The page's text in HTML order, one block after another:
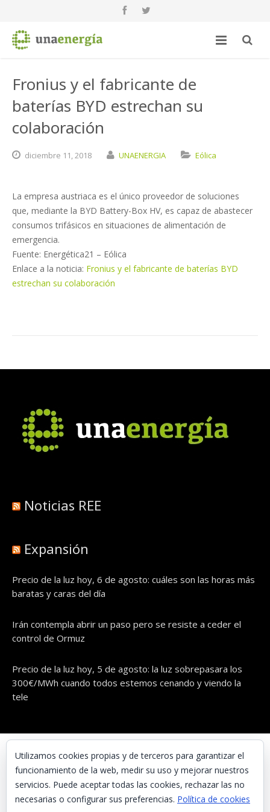
Fronius y el fabricante de
baterías BYD estrechan su
colaboración
diciembre 11,2018 UNAENERGIA Eólica
La empresa austriaca es el único proveedor de soluciones
que, mediante la BYD Battery-Box HV, es capaz de abastecer
consumos trifásicos en situaciones de alimentación de
emergencia.
Fuente: Energética21 – Eólica
Enlace a la noticia: Fronius y el fabricante de baterías BYD
estrechan su colaboración
Noticias REE
Expansión
Precio de la luz hoy, 6 de agosto: cuáles son las horas más
baratas y caras del día
Irán contempla abrir un paso pero se resiste a ceder el
control de Ormuz
Precio de la luz hoy, 5 de agosto: la luz sobrepasara los
300€/MWh cuando todos estemos cenando y viendo la
tele
© UNAENERGÍA, S.L.
Inicio
Contacta con nosotros
Utilizamos cookies propias y de terceros para garantizar el
funcionamiento de la web, medir su uso y mejorar nuestros
servicios. Puede aceptar todas las cookies, rechazar las no
necesarias o configurar sus preferencias. Política de cookies